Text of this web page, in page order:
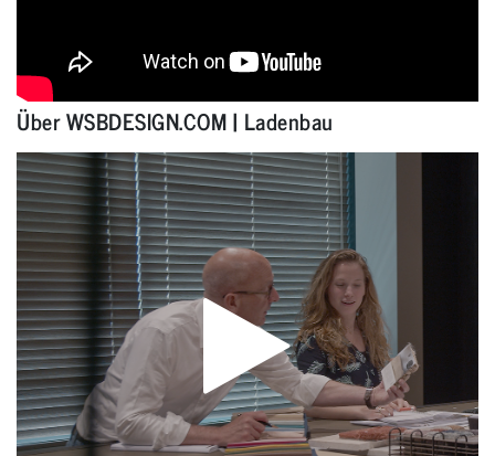
Über WSBDESIGN.COM | Ladenbau